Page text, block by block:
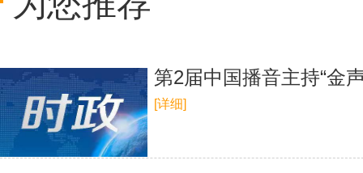
第2届中国播音主持“金
[详细]